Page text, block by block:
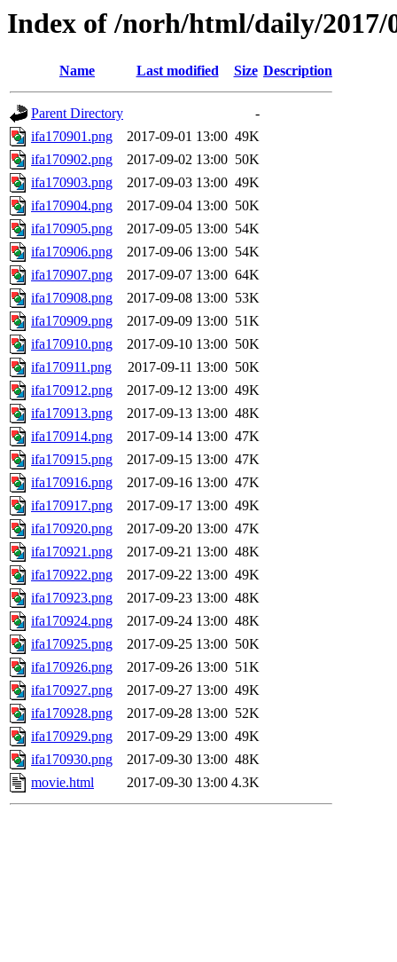
Index of /norh/html/daily/2017/
Name Last modified Size Description
Parent Directory
-
ifa170901.png
2017-09-01 13:00 49K
ifa170902.png
2017-09-02 13:00 50K
ifa170903.png
2017-09-03 13:00 49K
ifa170904.png
2017-09-04 13:00 50K
ifa170905.png
2017-09-05 13:00 54K
ifa170906.png
2017-09-06 13:00 54K
ifa170907.png
2017-09-07 13:00 64K
ifa170908.png
2017-09-08 13:00 53K
ifa170909.png
2017-09-09 13:00 51K
ifa170910.png
2017-09-10 13:00 50K
ifa170911.png
2017-09-11 13:00 50K
ifa170912.png
2017-09-12 13:00 49K
ifa170913.png
2017-09-13 13:00 48K
ifa170914.png
2017-09-14 13:00 47K
ifa170915.png
2017-09-15 13:00 47K
ifa170916.png
2017-09-16 13:00 47K
ifa170917.png
2017-09-17 13:00 49K
ifa170920.png
2017-09-20 13:00 47K
ifa170921.png
2017-09-21 13:00 48K
ifa170922.png
2017-09-22 13:00 49K
ifa170923.png
2017-09-23 13:00 48K
ifa170924.png
2017-09-24 13:00 48K
ifa170925.png
2017-09-25 13:00 50K
ifa170926.png
2017-09-26 13:00 51K
ifa170927.png
2017-09-27 13:00 49K
ifa170928.png
2017-09-28 13:00 52K
ifa170929.png
2017-09-29 13:00 49K
ifa170930.png
2017-09-30 13:00 48K
movie.html
2017-09-30 13:00 4.3K